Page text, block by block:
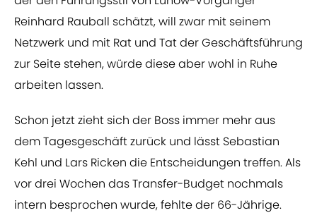
Reinhard Rauball schätzt, will zwar mit seinem
Netzwerk und mit Rat und Tat der Geschäftsführung
zur Seite stehen, würde diese aber wohl in Ruhe
arbeiten lassen.
Schon jetzt zieht sich der Boss immer mehr aus
dem Tagesgeschäft zurück und lässt Sebastian
Kehl und Lars Ricken die Entscheidungen treffen. Als
vor drei Wochen das Transfer-Budget nochmals
intern besprochen wurde, fehlte der 66-Jährige.